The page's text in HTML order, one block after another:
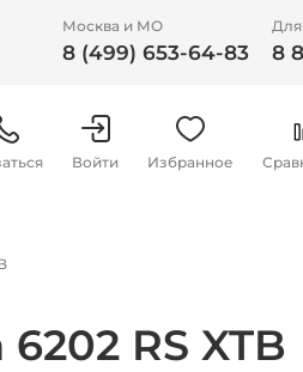
Москва и МО
8 (499) 653-64-83
Для
8
Войти Избранное
RS XTB